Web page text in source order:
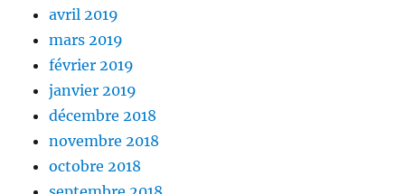
avril 2019
mars 2019
février 2019
janvier 2019
décembre 2018
novembre 2018
octobre 2018